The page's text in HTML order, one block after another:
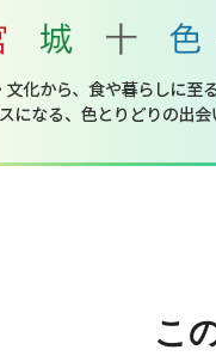
こ